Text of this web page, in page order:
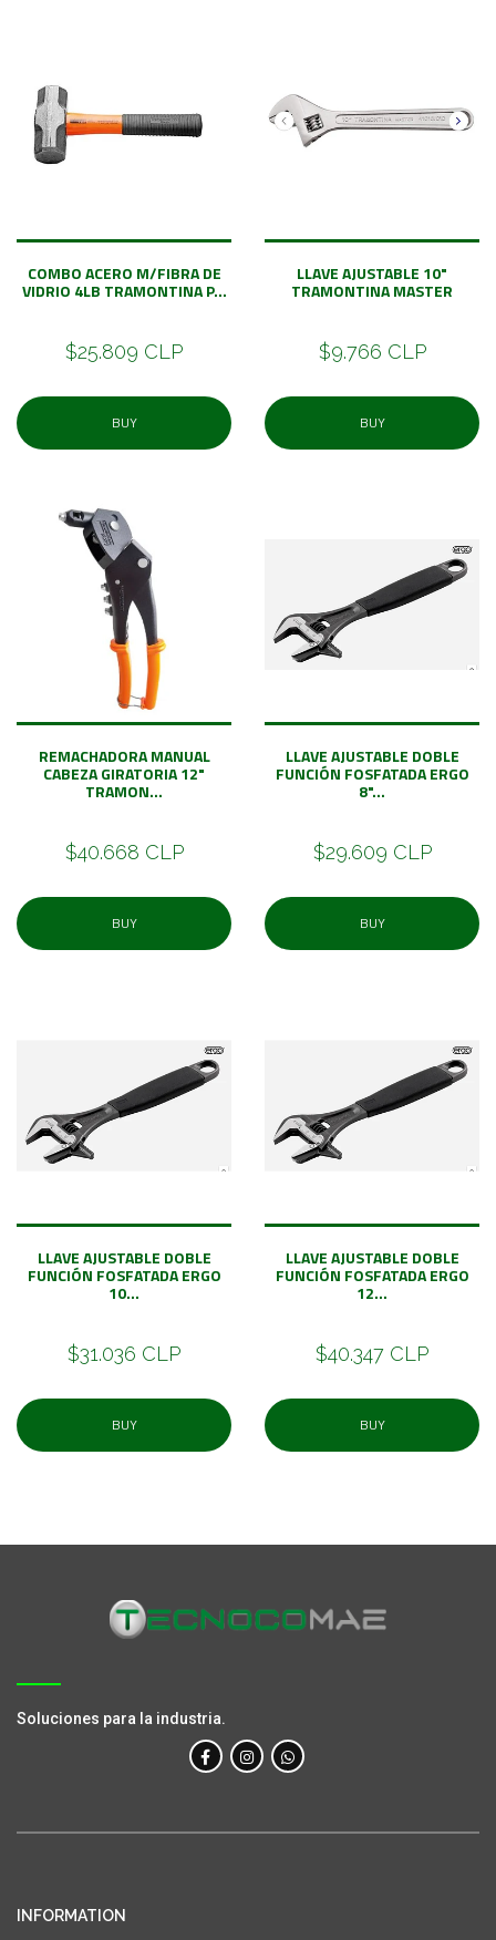
COMBO ACERO M/FIBRA DE
VIDRIO 4LB TRAMONTINA P...
$25.809 CLP
BUY
LLAVE AJUSTABLE 10"
TRAMONTINA MASTER
$9.766 CLP
BUY
REMACHADORA MANUAL
CABEZA GIRATORIA 12"
TRAMON...
$40.668 CLP
BUY
LLAVE AJUSTABLE DOBLE
FUNCIÓN FOSFATADA ERGO
8"...
$29.609 CLP
BUY
LLAVE AJUSTABLE DOBLE
FUNCIÓN FOSFATADA ERGO
10...
$31.036 CLP
BUY
LLAVE AJUSTABLE DOBLE
FUNCIÓN FOSFATADA ERGO
12...
$40.347 CLP
BUY
Soluciones para la industria.
INFORMATION